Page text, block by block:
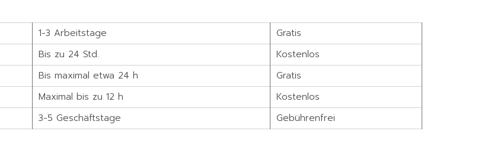
1-3 Arbeitstage
Gratis
Bis zu 24 Std.
Kostenlos
Bis maximal etwa 24 h
Gratis
Maximal bis zu 12 h
Kostenlos
3-5 Geschäftstage Gebührenfrei